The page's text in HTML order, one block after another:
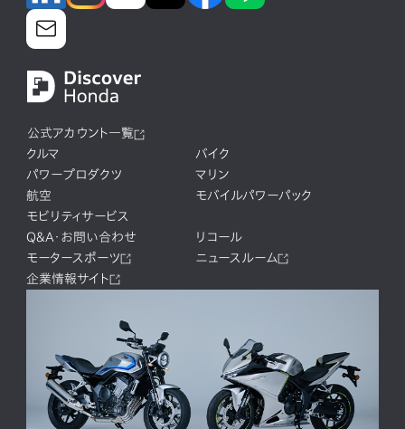
公式アカウント一覧
クルマ
バイク
パワープロダクツ
マリン
航空
モバイルパワーパック
モビリティサービス
Q&A・お問い合わせ
リコール
モータースポーツ
ニュースルーム
企業情報サイト